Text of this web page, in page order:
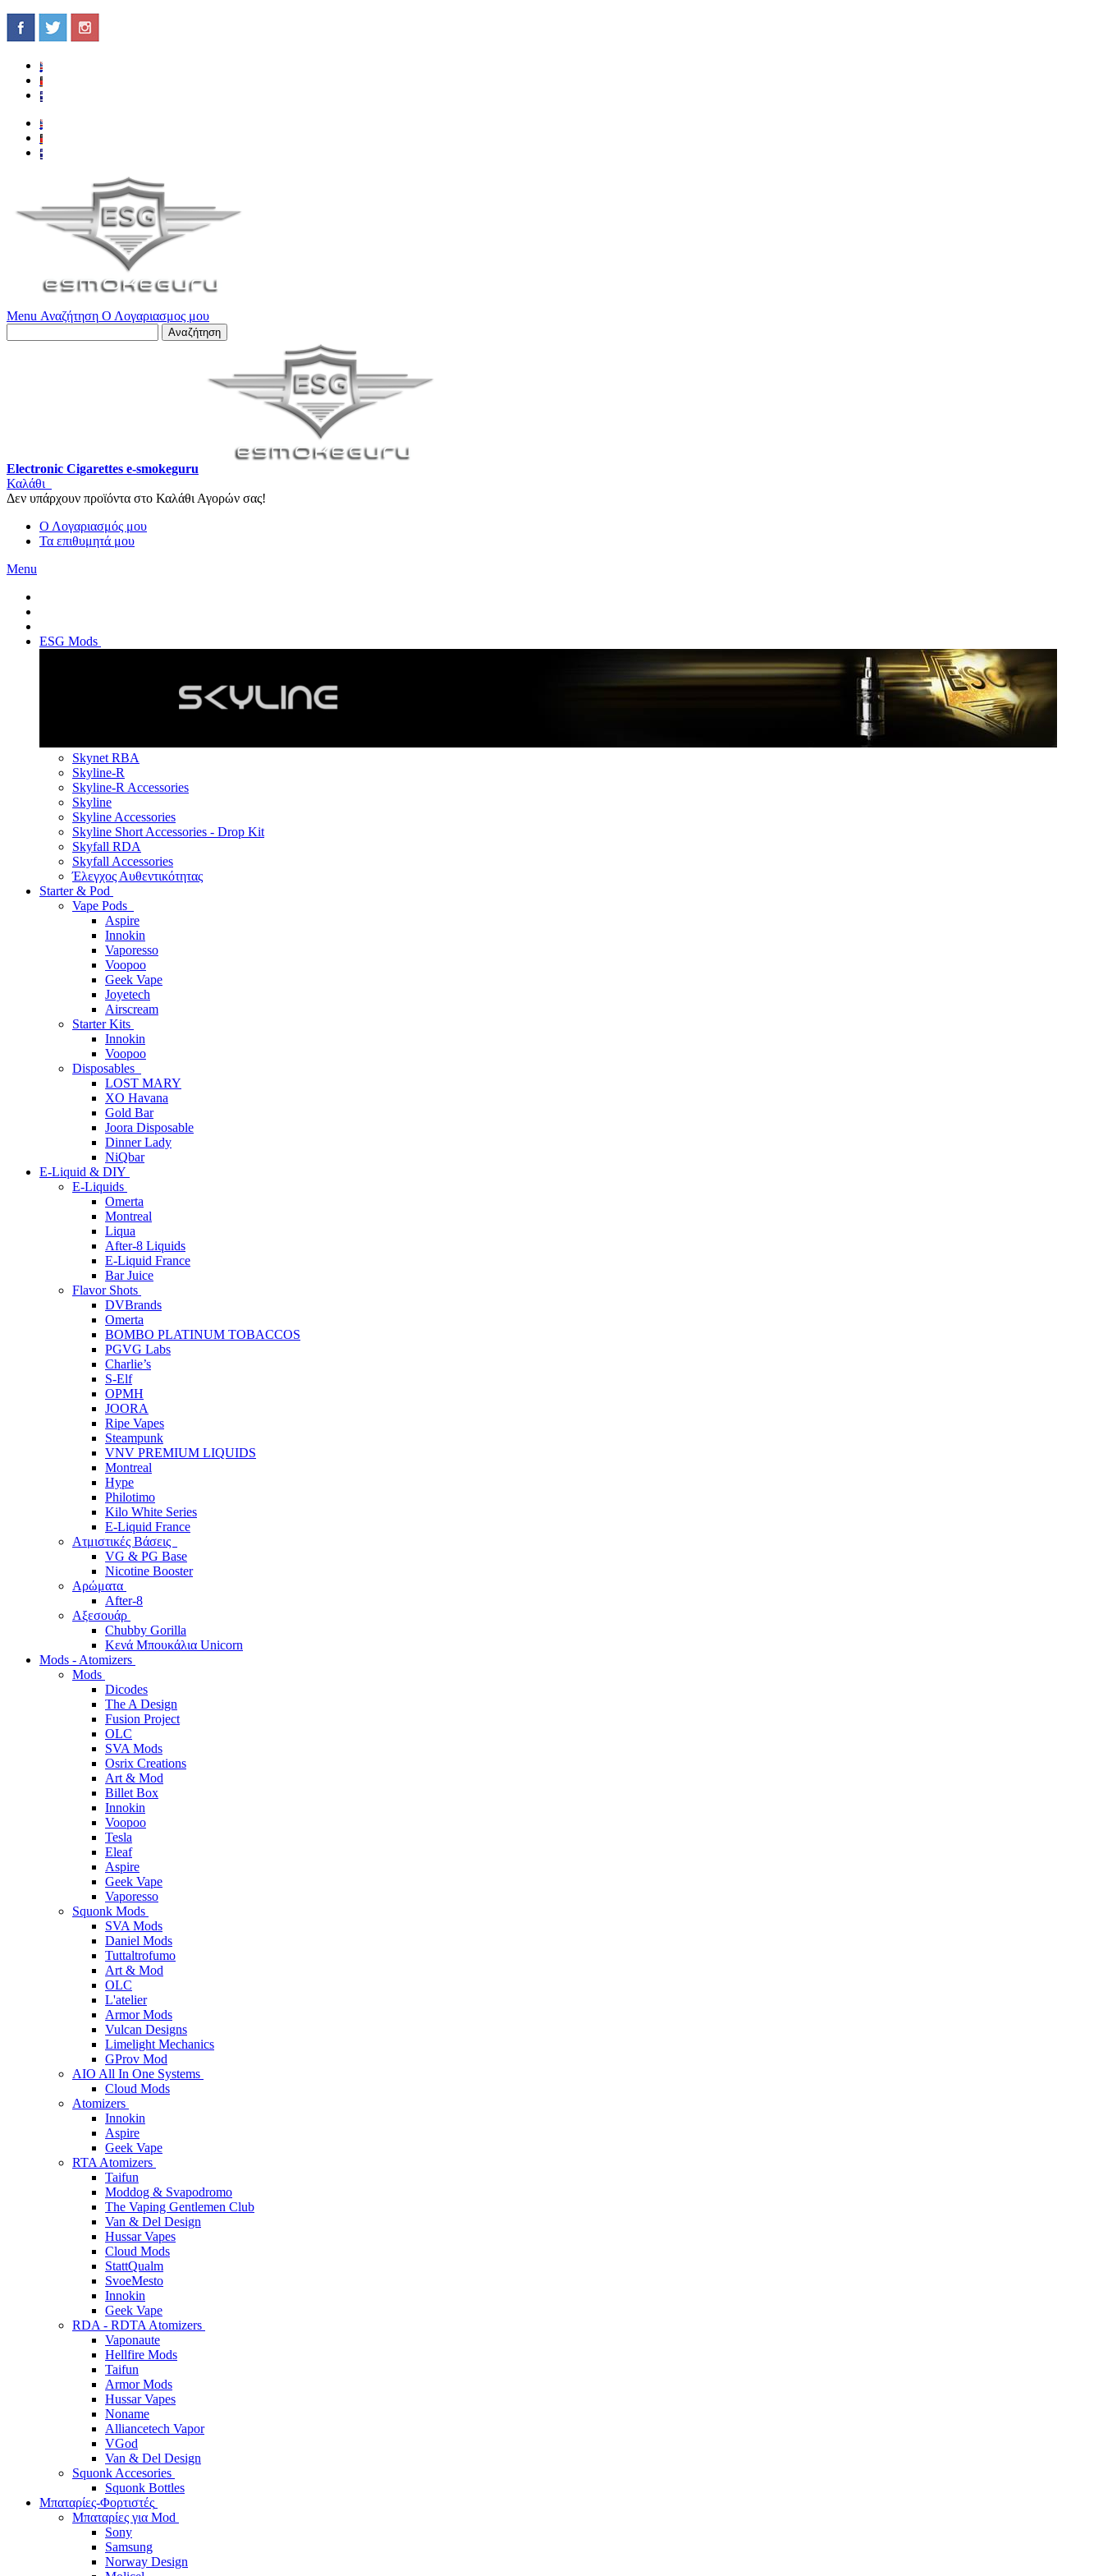
Menu Αναζήτηση Ο Λογαριασμος μου
Αναζήτηση
Electronic Cigarettes e-smokeguru
Καλάθι
Δεν υπάρχουν προϊόντα στο Καλάθι Αγορών σας!
Ο Λογαριασμός μου
Τα επιθυμητά μου
Menu
ESG Mods
Skynet RBA
Skyline-R
Skyline-R Accessories
Skyline
Skyline Accessories
Skyline Short Accessories - Drop Kit
Skyfall RDA
Skyfall Accessories
Έλεγχος Αυθεντικότητας
Starter & Pod
Vape Pods
Aspire
Innokin
Vaporesso
Voopoo
Geek Vape
Joyetech
Airscream
Starter Kits
Innokin
Voopoo
Disposables
LOST MARY
XO Havana
Gold Bar
Joora Disposable
Dinner Lady
NiQbar
E-Liquid & DIY
E-Liquids
Omerta
Montreal
Liqua
After-8 Liquids
E-Liquid France
Bar Juice
Flavor Shots
DVBrands
Omerta
BOMBO PLATINUM TOBACCOS
PGVG Labs
Charlie’s
S-Elf
OPMH
JOORA
Ripe Vapes
Steampunk
VNV PREMIUM LIQUIDS
Montreal
Hype
Philotimo
Kilo White Series
E-Liquid France
Ατμιστικές Βάσεις
VG & PG Base
Nicotine Booster
Αρώματα
After-8
Αξεσουάρ
Chubby Gorilla
Κενά Μπουκάλια Unicorn
Mods - Atomizers
Mods
Dicodes
The A Design
Fusion Project
OLC
SVA Mods
Osrix Creations
Art & Mod
Billet Box
Innokin
Voopoo
Tesla
Eleaf
Aspire
Geek Vape
Vaporesso
Squonk Mods
SVA Mods
Daniel Mods
Tuttaltrofumo
Art & Mod
OLC
L'atelier
Armor Mods
Vulcan Designs
Limelight Mechanics
GProv Mod
AIO All In One Systems
Cloud Mods
Atomizers
Innokin
Aspire
Geek Vape
RTA Atomizers
Taifun
Moddog & Svapodromo
The Vaping Gentlemen Club
Van & Del Design
Hussar Vapes
Cloud Mods
StattQualm
SvoeMesto
Innokin
Geek Vape
RDA - RDTA Atomizers
Vaponaute
Hellfire Mods
Taifun
Armor Mods
Hussar Vapes
Noname
Alliancetech Vapor
VGod
Van & Del Design
Squonk Accesories
Squonk Bottles
Μπαταρίες-Φορτιστές
Μπαταρίες για Mod
Sony
Samsung
Norway Design